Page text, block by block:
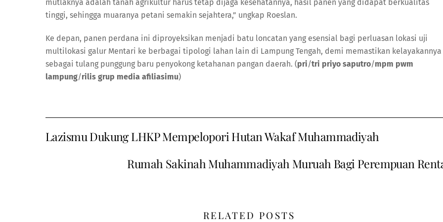
mutlaknya adalah tanah agrikultur harus tetap dijaga kesehatannya, hasil panen yang didapat berkualitas
tinggi, sehingga muaranya petani semakin sejahtera,” ungkap Roeslan.
Ke depan, panen perdana ini diproyeksikan menjadi batu loncatan yang esensial bagi perluasan lokasi uji
multilokasi galur Mentari ke berbagai tipologi lahan lain di Lampung Tengah, demi memastikan kelayakannya
sebagai tulang punggung baru penyokong ketahanan pangan daerah. (pri/tri priyo saputro/mpm pwm
lampung/rilis grup media afiliasimu)
Lazismu Dukung LHKP Mempelopori Hutan Wakaf Muhammadiyah
Rumah Sakinah Muhammadiyah Muruah Bagi Perempuan
RELATED POSTS